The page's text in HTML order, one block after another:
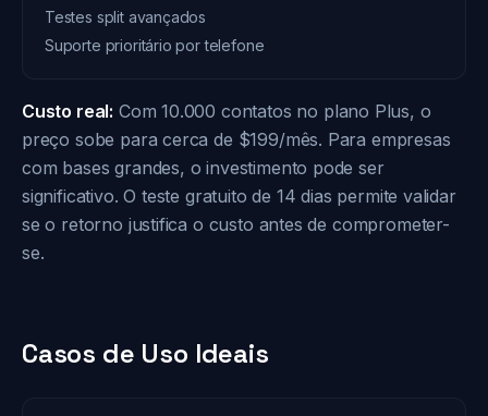
Testes split avançados
Suporte prioritário por telefone
Custo real: Com 10.000 contatos no plano Plus, o
preço sobe para cerca de $199/mês. Para empresas
com bases grandes, o investimento pode ser
significativo. O teste gratuito de 14 dias permite validar
se o retorno justifica o custo antes de comprometer-
se.
Casos de Uso Ideais